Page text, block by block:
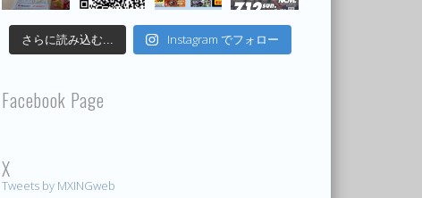
さらに読み込む... Instagram でフォロー
Facebook Page
X
Tweets by MXINGweb